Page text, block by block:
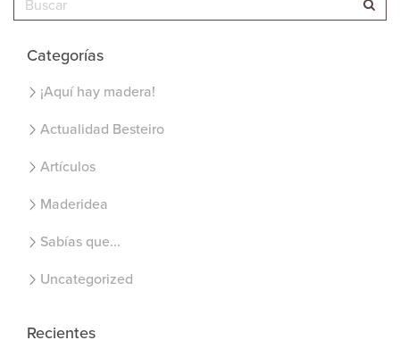
Categorías
¡Aquí hay madera!
Actualidad Besteiro
Artículos
Maderidea
Sabías que...
Uncategorized
Recientes